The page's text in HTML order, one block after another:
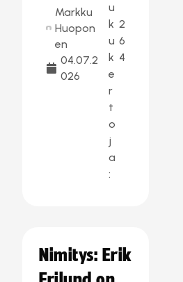
Markku
Huopon
en
04.07.2
026
u
k
u
k
e
r
t
o
j
a
:
2
6
4
Nimitys: Erik